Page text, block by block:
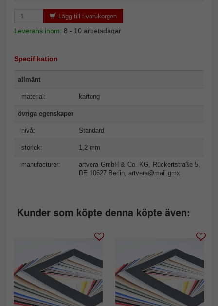
Lägg till i varukorgen
Leverans inom: 8 - 10 arbetsdagar
Specifikation
allmänt
material: kartong
övriga egenskaper
nivå: Standard
storlek: 1,2 mm
manufacturer:
artvera GmbH & Co. KG, Rückertstraße 5,
DE 10627 Berlin, artvera@mail.gmx
Kunder som köpte denna köpte även: